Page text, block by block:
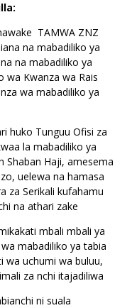
TAMWA ZNZ
na mabadiliko ya
na mabadiliko ya
wa Kwanza wa Rais
wa mabadiliko ya
huko Tunguu Ofisi za
la mabadiliko ya
Shaban Haji, amesema
uelewa na hamasa
za Serikali kufahamu
na athari zake
mbali mbali ya
mabadiliko ya tabia
wa uchumi wa buluu,
za nchi itajadiliwa
ni suala